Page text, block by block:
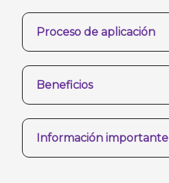
Proceso de aplicación
Beneficios
Información importante